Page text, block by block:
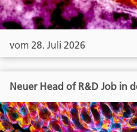
vom 28. Juli 2026
Neuer Head of R&D Job in